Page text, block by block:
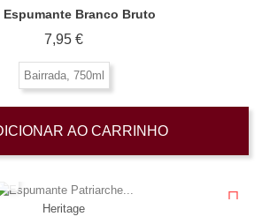
Espumante Branco Bruto
7,95 €Preço
Bairrada, 750ml
AO CARRINHO
Heritage